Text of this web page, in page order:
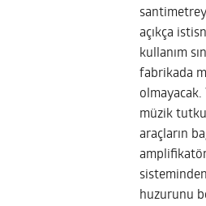
açıkça
kullanım
fabrikada
olmayacak.
müzik
araçların
amplifikatör
huzurunu